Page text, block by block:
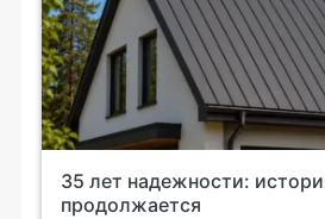
35 лет надежности:
продолжается